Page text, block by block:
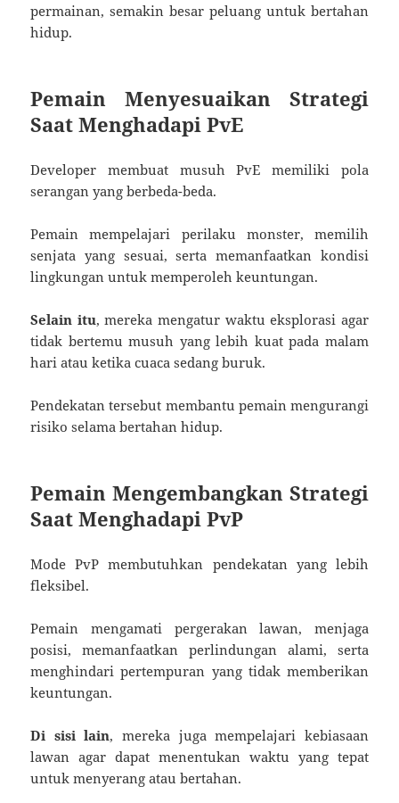
permainan, semakin besar peluang untuk bertahan
hidup.
Pemain Menyesuaikan Strategi
Saat Menghadapi PvE
Developer membuat musuh PvE memiliki pola
serangan yang berbeda-beda.
Pemain mempelajari perilaku monster, memilih
senjata yang sesuai, serta memanfaatkan kondisi
lingkungan untuk memperoleh keuntungan.
Selain itu, mereka mengatur waktu eksplorasi agar
tidak bertemu musuh yang lebih kuat pada malam
hari atau ketika cuaca sedang buruk.
Pendekatan tersebut membantu pemain mengurangi
risiko selama bertahan hidup.
Pemain Mengembangkan Strategi
Saat Menghadapi PvP
Mode PvP membutuhkan pendekatan yang lebih
fleksibel.
Pemain mengamati pergerakan lawan, menjaga
posisi, memanfaatkan perlindungan alami, serta
menghindari pertempuran yang tidak memberikan
keuntungan.
Di sisi lain, mereka juga mempelajari kebiasaan
lawan agar dapat menentukan waktu yang tepat
untuk menyerang atau bertahan.